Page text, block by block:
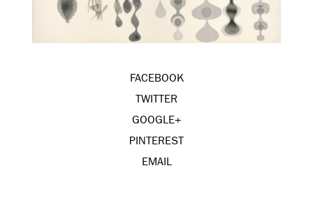
FACEBOOK
TWITTER
GOOGLE+
PINTEREST
EMAIL